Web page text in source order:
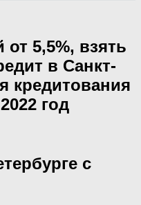
5,5%, взять
в Санкт-
кредитования
год
с